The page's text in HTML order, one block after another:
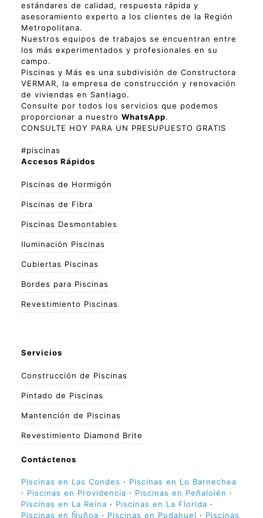
estándares de calidad, respuesta rápida y
asesoramiento experto a los clientes de la Región
Metropolitana.
Nuestros equipos de trabajos se encuentran entre
los más experimentados y profesionales en su
campo.
Piscinas y Más es una subdivisión de Constructora
VERMAR, la empresa de construcción y renovación
de viviendas en Santiago.
Consulte por todos los servicios que podemos
proporcionar a nuestro WhatsApp.
CONSULTE HOY PARA UN PRESUPUESTO GRATIS
#piscinas
Accesos Rápidos
Piscinas de Hormigón
Piscinas de Fibra
Piscinas Desmontables
Iluminación Piscinas
Cubiertas Piscinas
Bordes para Piscinas
Revestimiento Piscinas
Servicios
Construcción de Piscinas
Pintado de Piscinas
Mantención de Piscinas
Revestimiento Diamond Brite
Contáctenos
Piscinas en Las Condes · Piscinas en Lo Barnechea
· Piscinas en Providencia · Piscinas en Peñalolén ·
Piscinas en La Reina · Piscinas en La Florida ·
Piscinas en Ñuñoa · Piscinas en Pudahuel · Piscinas